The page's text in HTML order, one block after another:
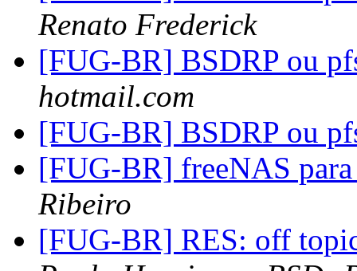
Renato Frederick
[FUG-BR] BSDRP ou
hotmail.com
[FUG-BR] BSDRP ou
[FUG-BR] freeNAS
Ribeiro
[FUG-BR] RES: off